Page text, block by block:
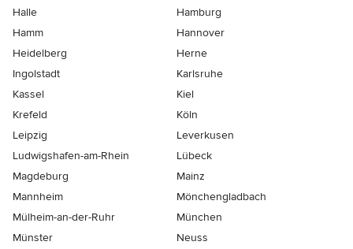
Halle
Hamburg
Hamm
Hannover
Heidelberg
Herne
Ingolstadt
Karlsruhe
Kassel
Kiel
Krefeld
Köln
Leipzig
Leverkusen
Ludwigshafen-am-Rhein
Lübeck
Magdeburg
Mainz
Mannheim
Mönchen­gladbach
Mülheim-an-der-Ruhr
München
Münster
Neuss